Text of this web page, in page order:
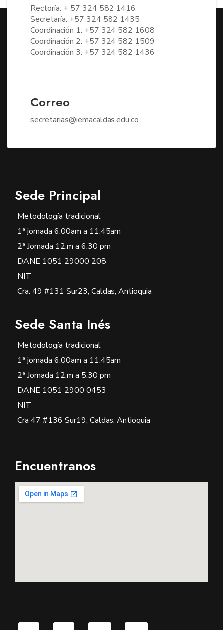
Rectoría: + 57 324 582 1416
Secretaría: +57 324 582 1435
Coordinación 1: +57 324 582 1608
Coordinación 2: +57 324 582 1509
Coordinación 3: +57 324 582 1436
Correo
secretarias@iemacaldas.edu.co
Sede Principal
Metodología tradicional
1ª jornada 6:00am a 11:45am
2ª Jornada 12:m a 6:30 pm
DANE 1051 29000 208
NIT
Cra. 49 #131 Sur23, Caldas, Antioquia
Sede Santa Inés
Metodología tradicional
1ª jornada 6:00am a 11:45am
2ª Jornada 12:m a 5:30 pm
DANE 1051 2900 0453
NIT
Cra 47 #136 Sur19, Caldas, Antioquia
Encuentranos